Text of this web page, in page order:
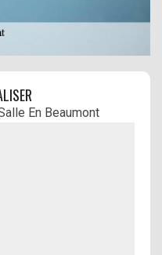
En Beaumont